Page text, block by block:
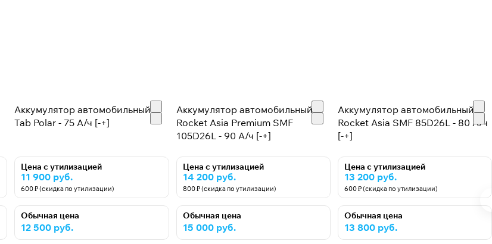
Аккумулятор автомобильный
Tab Polar - 75 А/ч [-+]
Цена с утилизацией
11 900 руб.
600 ₽ (скидка по утилизации)
Обычная цена
12 500 руб.
Аккумулятор автомобильный
Rocket Asia Premium SMF
105D26L - 90 А/ч [-+]
Цена с утилизацией
14 200 руб.
800 ₽ (скидка по утилизации)
Обычная цена
15 000 руб.
Аккумулятор автомобильный
Rocket Asia SMF 85D26L - 80 А/ч
[-+]
Цена с утилизацией
13 200 руб.
600 ₽ (скидка по утилизации)
Обычная цена
13 800 руб.